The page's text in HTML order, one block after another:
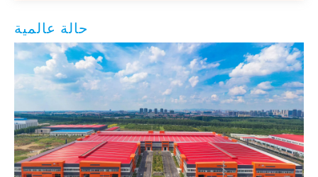
حالة عالمية